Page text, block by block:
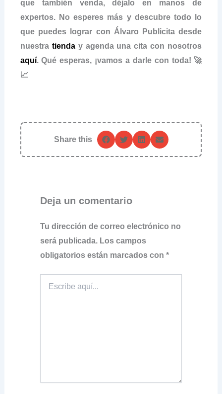
que también venda, déjalo en manos de
expertos. No esperes más y descubre todo lo
que puedes lograr con Álvaro Publicita desde
nuestra tienday agenda una cita con nosotros
aquí. Qué esperas, ¡vamos a darle con toda! 🚀
📈
Share this
Deja un comentario
Tu dirección de correo electrónico no
será publicada. Los campos
obligatorios están marcados con *
aquí...